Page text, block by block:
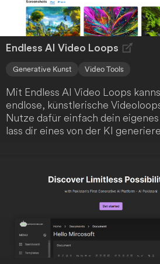
Endless AI Video Loops
Generative Kunst Video Tools
Mit Endless AI Video Loops
endlose, künstlerische
Nutze dafür einfach dein
lass dir eines von der KI
Möglichkeiten zu erweitern.